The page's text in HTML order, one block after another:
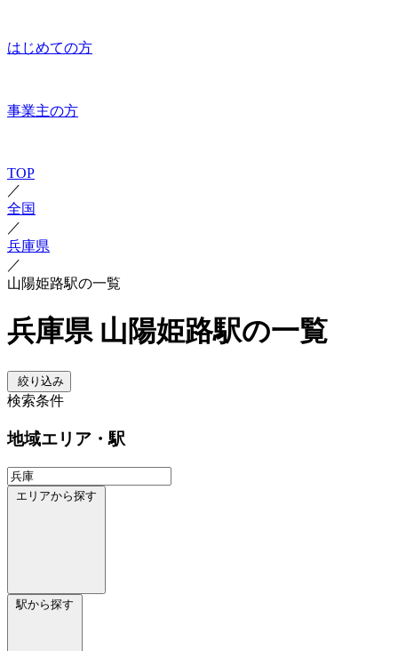
はじめての方
事業主の方
TOP
／
全国
／
兵庫県
／
山陽姫路駅の一覧
兵庫県 山陽姫路駅の一覧
絞り込み
検索条件
地域エリア・駅
エリアから探す
駅から探す